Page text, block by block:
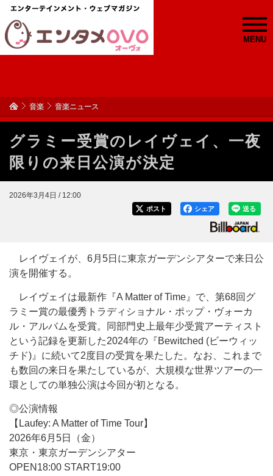
MENU
音楽 音楽ニュース
グラミー受賞のレイヴェイ、一夜
限りの来日公演が決定
2026年3月4日 / 12:00
送る
シェア
ポスト
レイヴェイが、6月5日に東京ガーデンシアターで来日公
演を開催する。
レイヴェイは最新作『A Matter of Time』で、第68回グ
ラミー賞の最優秀トラディショナル・ポップ・ヴォーカ
ル・アルバムを受賞。同部門史上最年少受賞アーティスト
という記録を更新した2024年の『Bewitched (ビーウィッ
チド)』に続いて2度目の受賞を果たした。なお、これまで
も数回の来日を果たしているが、大規模な世界ツアーの一
環としての単独公演は今回が初となる。
◎公演情報
【Laufey: A Matter of Time Tour】
2026年6月5日（金）
東京・東京ガーデンシアター
OPEN18:00 START19:00